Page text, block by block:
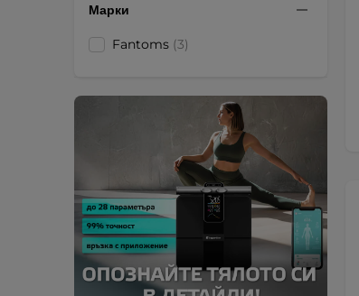
Марки
Fantoms (3)